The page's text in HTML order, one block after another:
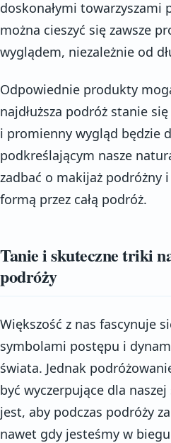
doskonałymi towarzyszami
można cieszyć się zawsze
wyglądem, niezależnie od
Odpowiednie produkty
najdłuższa podróż stanie
i promienny wygląd będzie
podkreślającym nasze
zadbać o makijaż podróżny i
formą przez całą podróż.
Tanie i skuteczne triki
podróży
Większość z nas fascynuje
symbolami postępu i
świata. Jednak
być wyczerpujące dla
jest, aby podczas podróży
nawet gdy jesteśmy w